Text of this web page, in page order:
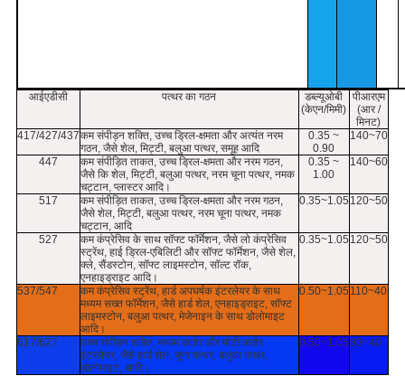
आईएडीसी पत्थर का गठन
डब्ल्यूओबी
(केएन/मिमी)
पीआरएम
(आर /
मिनट)
417/427/437कम संपीड़न शक्ति, उच्च ड्रिल-क्षमता और अत्यंत नरम
गठन, जैसे शेल, मिट्टी, बलुआ पत्थर, समूह आदि
0.35 ~
0.90
140~70
447
कम संपीड़ित ताकत, उच्च ड्रिल-क्षमता और नरम गठन,
जैसे कि शेल, मिट्टी, बलुआ पत्थर, नरम चूना पत्थर, नमक
चट्टान, प्लास्टर आदि।
0.35 ~
1.00
140~60
517
कम संपीड़ित ताकत, उच्च ड्रिल-क्षमता और नरम गठन,
जैसे शेल, मिट्टी, बलुआ पत्थर, नरम चूना पत्थर, नमक
चट्टान, आदि
0.35~1.05 120~50
527
कम कंप्रेसिव के साथ सॉफ्ट फॉर्मेशन, जैसे लो कंप्रेसिव
स्ट्रेंथ, हाई ड्रिल-एबिलिटी और सॉफ्ट फॉर्मेशन, जैसे शेल,
क्ले, सैंडस्टोन, सॉफ्ट लाइमस्टोन, सॉल्ट रॉक,
एनहाइड्राइट आदि।
0.35~1.05 120~50
537/547
कम कंप्रेसिव स्ट्रेंथ, हार्ड अपघर्षक इंटरलेयर के साथ
मध्यम सख्त फॉर्मेशन, जैसे हार्ड शेल, एनहाइड्राइट, सॉफ्ट
लाइमस्टोन, बलुआ पत्थर, मेजेनाइन के साथ डोलोमाइट
आदि।
0.50~1.05 110~40
617/627
उच्च संपीड़न शक्ति, मध्यम कठोर और मोटी कठोर
इंटरलेयर, जैसे हार्ड शेल, चूना पत्थर, बलुआ पत्थर,
डोलोमाइट, आदि।
0.50~1.0580~40